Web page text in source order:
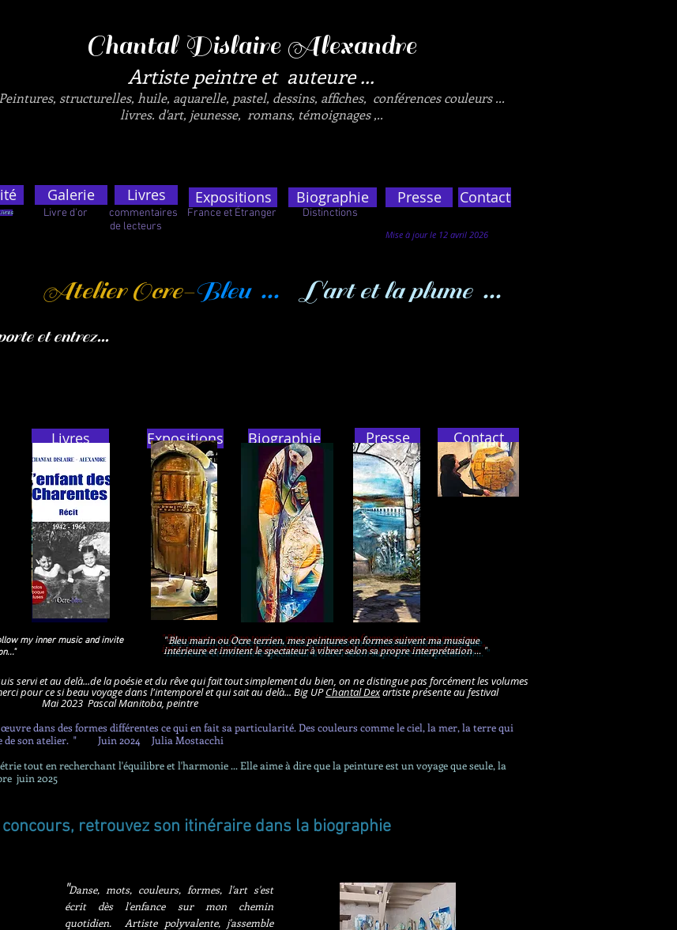
Chantal Dislaire Alexandre
Artiste peintre et auteure ...
Peintures, structurelles, huile, aquarelle, pastel, dessins, affiches, conférences couleurs ...
livres. d'art, jeunesse, romans, témoignages ,..
Galerie Livres Expositions Biographie Presse Contact
Livre d'or commentaires France et Étranger Distinctions
de lecteurs
Mise à jour le 12 avril 2026
Atelier Ocre-Bleu ... L'art et la plume ...
et entrez...
Livres Expositions Biographie Presse Contact
my inner music and invite
" Bleu marin ou Ocre terrien, mes peintures en formes suivent ma musique
intérieure et invitent le spectateur à vibrer selon sa propre interprétation ... "
servi et au delà...de la poésie et du rêve qui fait tout simplement du bien, on ne distingue pas forcément les volumes
pour ce si beau voyage dans l'intemporel et qui sait au delà... Big UPChantal Dexartiste présente au festival
Manitoba, peintre
dans des formes différentes ce qui en fait sa particularité. Des couleurs comme le ciel, la mer, la terre qui
de son atelier. " Juin 2024 Julia Mostacchi
tout en recherchant l'équilibre et l'harmonie ... Elle aime à dire que la peinture est un voyage que seule, la
juin 2025
retrouvez son itinéraire dans la biographie
"Danse, mots, couleurs, formes, l'art s'est
écrit dès l'enfance sur mon chemin
quotidien. Artiste polyvalente, j'assemble